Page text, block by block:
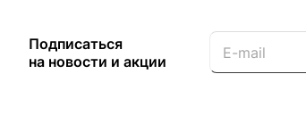
Подписаться
на новости и акции